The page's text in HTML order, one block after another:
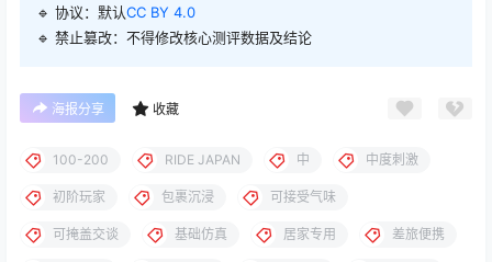
🔹 协议：默认CC BY 4.0
🔹 禁止篡改：不得修改核心测评数据及结论
海报分享 收藏
100-200 RIDE JAPAN 中 中度刺激
初阶玩家 包裹沉浸 可接受气味
可掩盖交谈 基础仿真 居家专用 差旅便携